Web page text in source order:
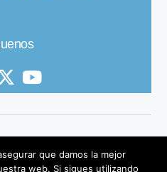
que damos la mejor
web. Si sigues utilizando